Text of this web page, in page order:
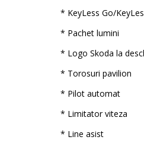
* KeyLess Go/
* Pachet lumini
* Logo Skoda la
* Torosuri pavilion
* Pilot automat
* Limitator viteza
* Line asist